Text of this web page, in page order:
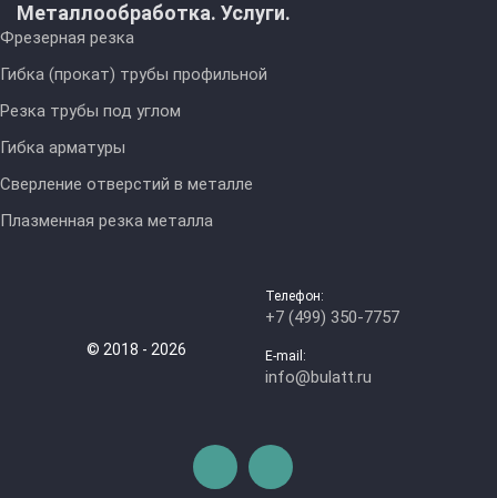
Металлообработка. Услуги.
Фрезерная резка
Гибка (прокат) трубы профильной
Резка трубы под углом
Гибка арматуры
Сверление отверстий в металле
Плазменная резка металла
© 2018 - 2026
Телефон:
+7 (499) 350-7757
E-mail:
info@bulatt.ru